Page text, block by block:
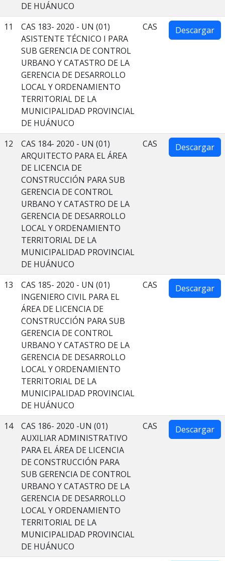
DE HUÁNUCO
11
CAS 183- 2020 - UN (01)
ASISTENTE TÉCNICO I PARA
SUB GERENCIA DE CONTROL
URBANO Y CATASTRO DE LA
GERENCIA DE DESARROLLO
LOCAL Y ORDENAMIENTO
TERRITORIAL DE LA
MUNICIPALIDAD PROVINCIAL
DE HUÁNUCO
CAS Descargar
12
CAS 184- 2020 - UN (01)
ARQUITECTO PARA EL ÁREA
DE LICENCIA DE
CONSTRUCCIÓN PARA SUB
GERENCIA DE CONTROL
URBANO Y CATASTRO DE LA
GERENCIA DE DESARROLLO
LOCAL Y ORDENAMIENTO
TERRITORIAL DE LA
MUNICIPALIDAD PROVINCIAL
DE HUÁNUCO
CAS Descargar
13
CAS 185- 2020 - UN (01)
INGENIERO CIVIL PARA EL
ÁREA DE LICENCIA DE
CONSTRUCCIÓN PARA SUB
GERENCIA DE CONTROL
URBANO Y CATASTRO DE LA
GERENCIA DE DESARROLLO
LOCAL Y ORDENAMIENTO
TERRITORIAL DE LA
MUNICIPALIDAD PROVINCIAL
DE HUÁNUCO
CAS Descargar
14
CAS 186- 2020 -UN (01)
AUXILIAR ADMINISTRATIVO
PARA EL ÁREA DE LICENCIA
DE CONSTRUCCIÓN PARA
SUB GERENCIA DE CONTROL
URBANO Y CATASTRO DE LA
GERENCIA DE DESARROLLO
LOCAL Y ORDENAMIENTO
TERRITORIAL DE LA
MUNICIPALIDAD PROVINCIAL
DE HUÁNUCO
CAS Descargar